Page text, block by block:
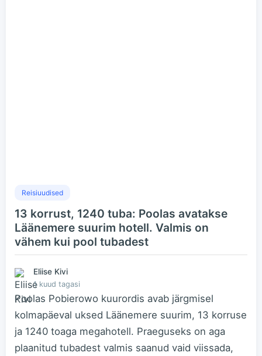
Reisiuudised
13 korrust, 1240 tuba: Poolas avatakse
Läänemere suurim hotell. Valmis on
vähem kui pool tubadest
Eliise Kivi
1 kuud tagasi
Poolas Pobierowo kuurordis avab järgmisel
kolmapäeval uksed Läänemere suurim, 13 korruse
ja 1240 toaga megahotell. Praeguseks on aga
plaanitud tubadest valmis saanud vaid viissada,